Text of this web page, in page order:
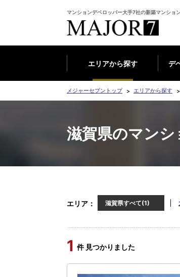
マンションデベロッパー大手7社の新築マンショ
エリアから探す デ
メジャーセブントップ エリアから探す
滋賀県のマンシ
エリア 滋賀県すべて(1)
1 件 見つかりました